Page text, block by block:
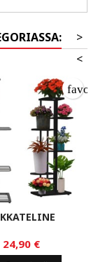
>
<
24,90 €